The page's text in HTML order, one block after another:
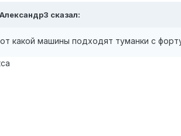
сказал:
какой машины подходят туманки с